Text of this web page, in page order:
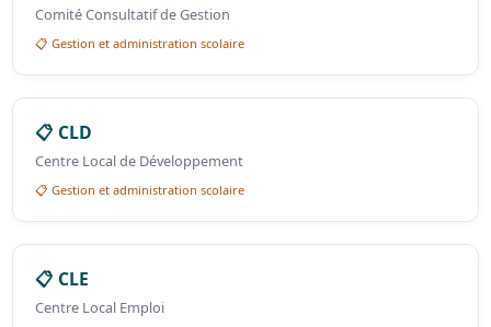
Comité Consultatif de Gestion
📋 Gestion et administration scolaire
📋 CLD
Centre Local de Développement
📋 Gestion et administration scolaire
📋 CLE
Centre Local Emploi